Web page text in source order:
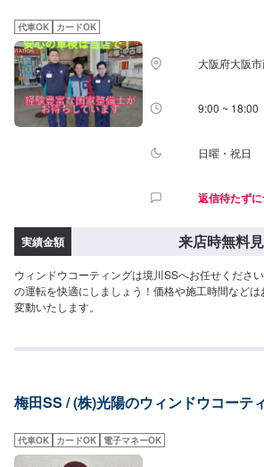
代車OK カードOK
大阪府大阪
9:00 ~ 18:00
日曜・祝日
返信待たずに
実績金額 来店時無料
ウィンドウコーティングは境川SSへお任せくださ
の運転を快適にしましょう！価格や施工時間など
変動いたします。
梅田SS / (株)光陽のウィンドウコーテ
代車OK カードOK 電子マネーOK